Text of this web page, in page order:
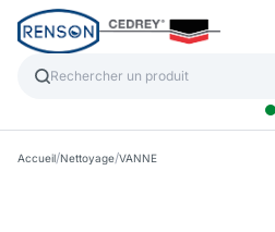
Accueil/Nettoyage/VANNE